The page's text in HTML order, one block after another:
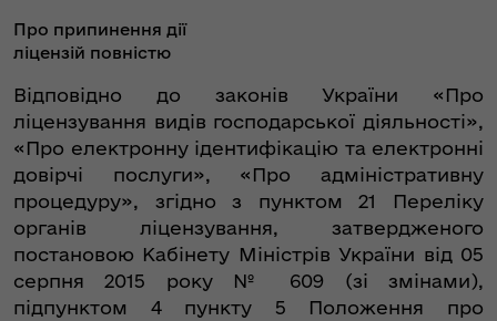
Про припинення дії
ліцензій повністю
Відповідно до законів України «Про
ліцензування видів господарської діяльності»,
«Про електронну ідентифікацію та електронні
довірчі послуги», «Про адміністративну
процедуру», згідно з пунктом 21 Переліку
органів ліцензування, затвердженого
постановою Кабінету Міністрів України від 05
серпня 2015 року № 609 (зі змінами),
підпунктом 4 пункту 5 Положення про